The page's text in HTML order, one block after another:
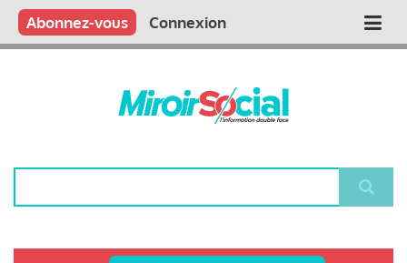
Aller
contenu
Main
Qui sommes nous ?
Vous publiez
Nous publions
Contactez-nous
Abonnez-vous Connexion